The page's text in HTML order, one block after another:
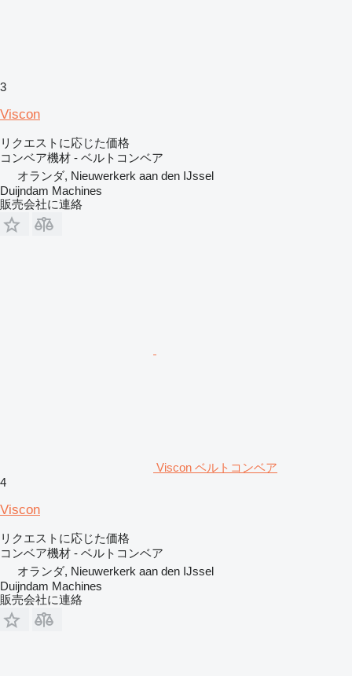
3
Viscon
リクエストに応じた価格
コンベア機材 - ベルトコンベア
オランダ, Nieuwerkerk aan den IJssel
Duijndam Machines
販売会社に連絡
Viscon ベルトコンベア
4
Viscon
リクエストに応じた価格
コンベア機材 - ベルトコンベア
オランダ, Nieuwerkerk aan den IJssel
Duijndam Machines
販売会社に連絡